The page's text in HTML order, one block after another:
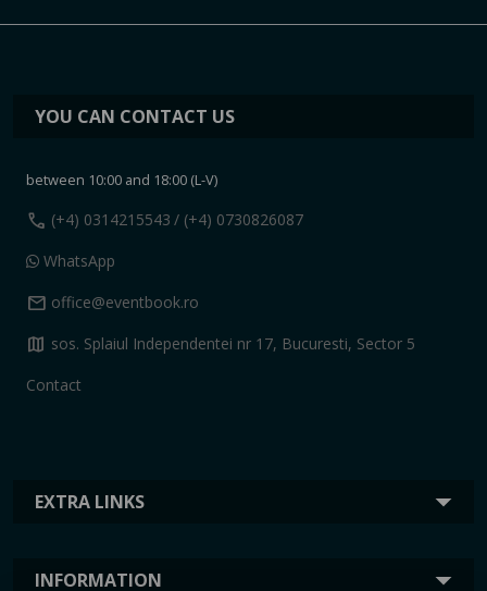
EXTRA LINKS
INFORMATION
YOU CAN CONTACT US
between 10:00 and 18:00 (L-V)
call (+4) 0314215543 / (+4) 0730826087
WhatsApp
mail office@eventbook.ro
map sos. Splaiul Independentei nr 17, Bucuresti, Sector 5
Contact